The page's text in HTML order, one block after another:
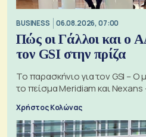
BUSINESS 06.08.2026, 07:00
Πώς οι Γάλλοι και ο
τον GSI στην πρίζα
Το παρασκήνιο για τον GSI –
το πείσμα Meridiam και
Χρήστος Κολώνας